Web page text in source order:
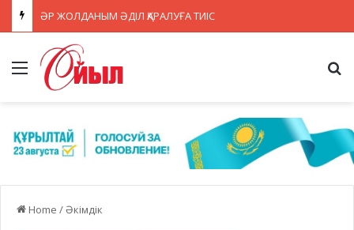
ӘР ЖОЛДАНЫМ ӘДІЛ ҚАРАЛУҒА ТИІС
Menu
Home /Әкімдік